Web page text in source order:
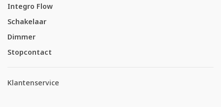
Integro Flow
Schakelaar
Dimmer
Stopcontact
Klantenservice